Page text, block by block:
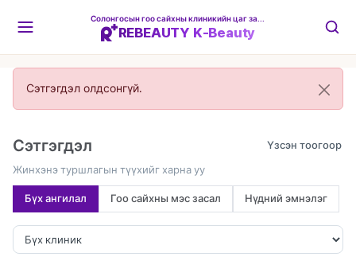
REBEAUTY K-Beauty
Сэтгэгдэл олдсонгүй.
Сэтгэгдэл
Жинхэнэ туршлагын түүхийг харна уу
Бүх ангилал Гоо сайхны мэс засал Нүдний эмнэлэг